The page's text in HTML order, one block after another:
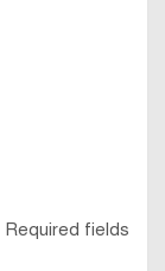
Required fields